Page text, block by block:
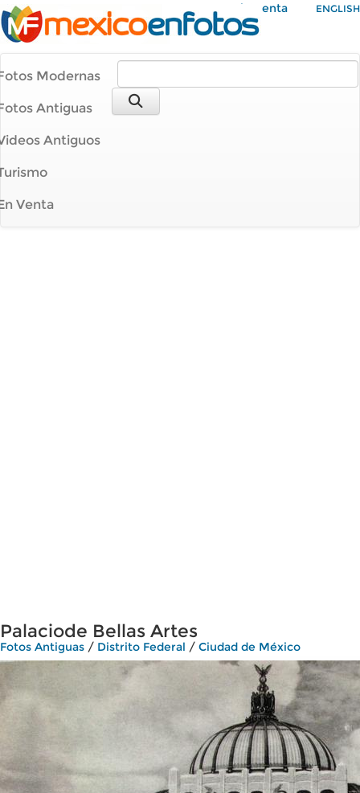
Mi Cuenta ENGLISH
Modernas
Antiguas
Antiguos
Venta
Palaciode Bellas Artes
Fotos Antiguas / Distrito Federal / Ciudad de México